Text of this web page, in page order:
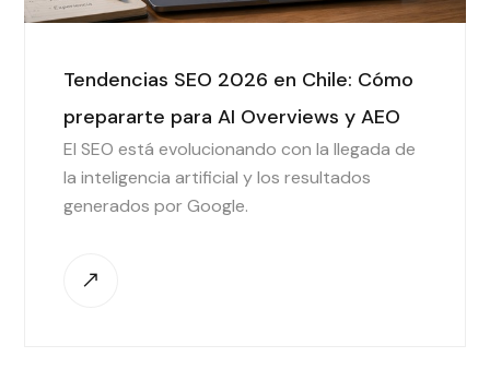
Tendencias SEO 2026 en Chile: Cómo
prepararte para AI Overviews y AEO
El SEO está evolucionando con la llegada de
la inteligencia artificial y los resultados
generados por Google.